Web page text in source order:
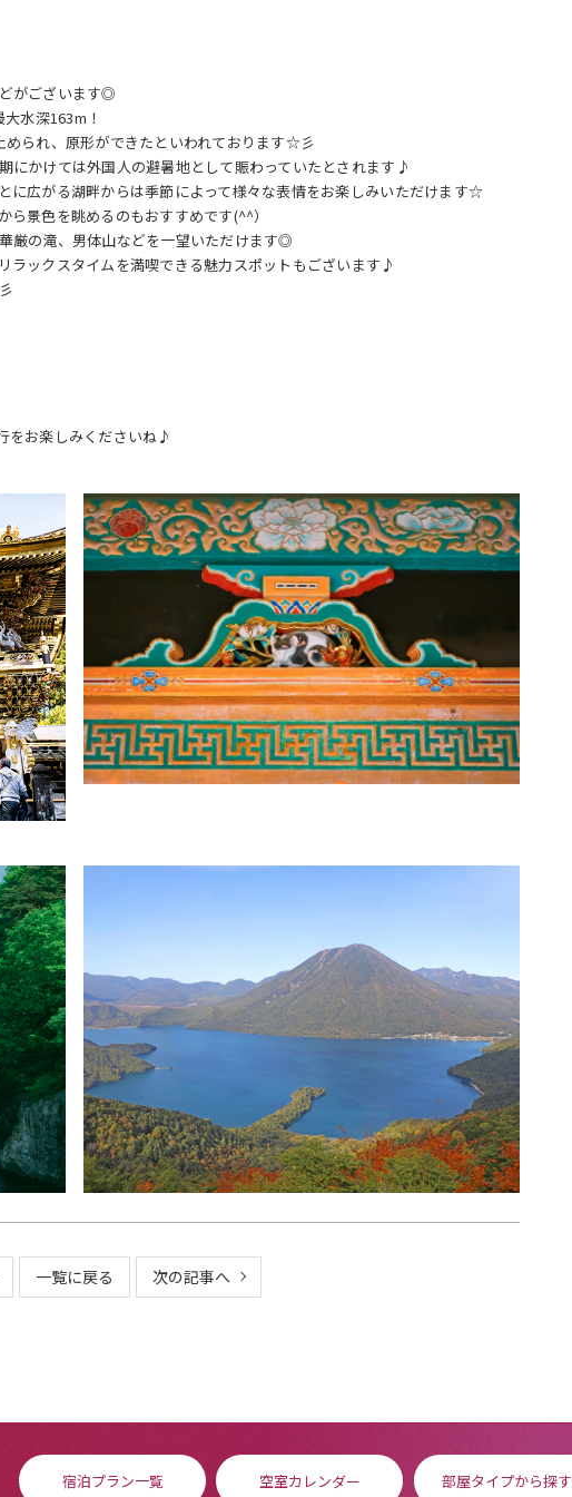
がございます◎
水深163m！
られ、原形ができたといわれております☆彡
にかけては外国人の避暑地として賑わっていたとされます♪
に広がる湖畔からは季節によって様々な表情をお楽しみいただけます☆
ら景色を眺めるのもおすすめです(^^）
厳の滝、男体山などを一望いただけます◎
ラックスタイムを満喫できる魅力スポットもございます♪
をお楽しみくださいね♪
一覧に戻る 次の記事へ
宿泊プラン一覧 空室カレンダー 部屋タイプから探す